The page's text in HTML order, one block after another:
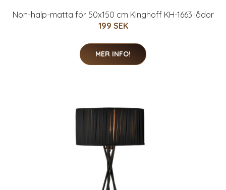
Non-halp-matta för 50x150 cm Kinghoff KH-1663 lådor
199 SEK
MER INFO!